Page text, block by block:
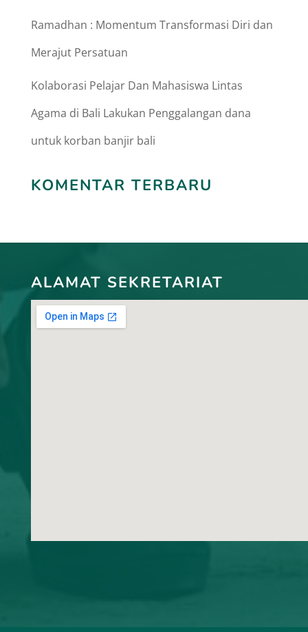
Ramadhan : Momentum Transformasi Diri dan
Merajut Persatuan
Kolaborasi Pelajar Dan Mahasiswa Lintas
Agama di Bali Lakukan Penggalangan dana
untuk korban banjir bali
KOMENTAR TERBARU
ALAMAT SEKRETARIAT